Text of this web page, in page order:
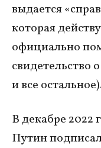
выдается
которая
официально
свидетельство
и все
В декабре 2022
Путин